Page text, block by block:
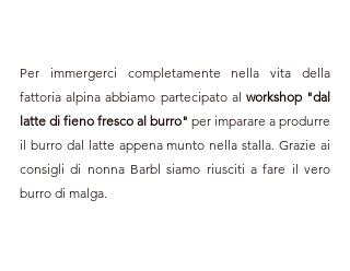
Per immergerci completamente nella vita della
fattoria alpina abbiamo partecipato al workshop "dal
latte di fieno fresco al burro" per imparare a produrre
il burro dal latte appena munto nella stalla. Grazie ai
consigli di nonna Barbl siamo riusciti a fare il vero
burro di malga.